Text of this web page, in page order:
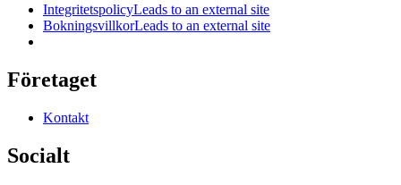
IntegritetspolicyLeads to an external site
BokningsvillkorLeads to an external site
Företaget
Kontakt
Socialt